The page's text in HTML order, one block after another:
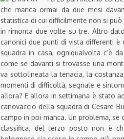
che manca ormai da due mesi
statistica di cui difficilmente non si
in rimonta due volte su tre. Altro
canonici due punti di vista differenti è
squadra in casa, ogniqualvolta c’è
come se davanti si trovasse una
va sottolineata la tenacia, la
momenti di difficoltà, segnale e
allora? E allora in settimana è stato
canovaccio della squadra di Cesare
campo in poi manca. Un problema,
classifica, del terzo posto non è